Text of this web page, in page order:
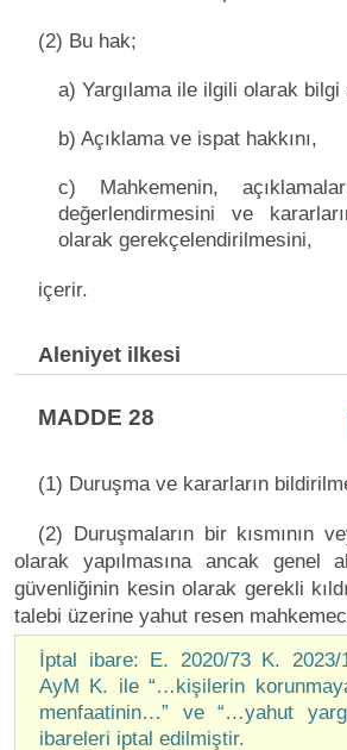
(2) Bu hak;
a) Yargılama ile ilgili olarak bilgi
b) Açıklama ve ispat hakkını,
c) Mahkemenin,
değerlendirmesini ve
olarak gerekçelendirilmesini,
içerir.
Aleniyet ilkesi
MADDE 28
(1) Duruşma ve kararların
(2) Duruşmaların bir kısmının
olarak yapılmasına ancak genel
güvenliğinin kesin olarak gerekli
talebi üzerine yahut resen
İptal ibare: E. 2020/73 K. 2023/
AyM K. ile “…kişilerin
menfaatinin…” ve “…yahut
ibareleri iptal edilmiştir.